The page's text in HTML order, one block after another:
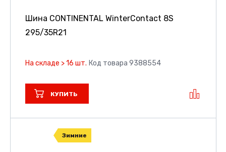
Шина CONTINENTAL WinterContact 8S
295/35R21
На складе > 16 шт. Код товара 9388554
КУПИТЬ
Зимние